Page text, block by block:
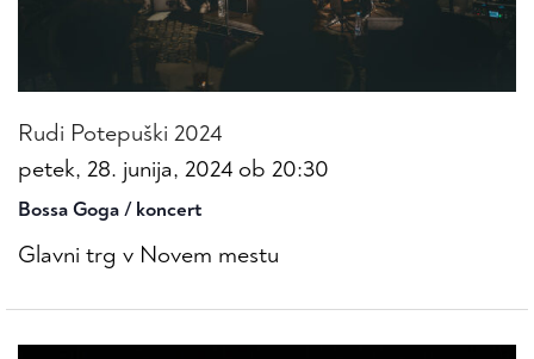
Rudi Potepuški 2024
Bossa Goga / koncert
petek, 28. junija, 2024 ob 20:30
Glavni trg v Novem mestu